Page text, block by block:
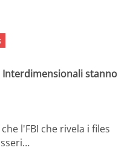
Interdimensionali stanno
l'FBI che rivela i files